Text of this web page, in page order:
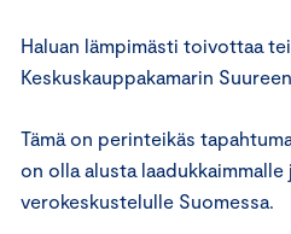
Haluan lämpimästi toivottaa
Keskuskauppakamarin
Tämä on perinteikäs
on olla alusta
verokeskustelulle Suomessa.